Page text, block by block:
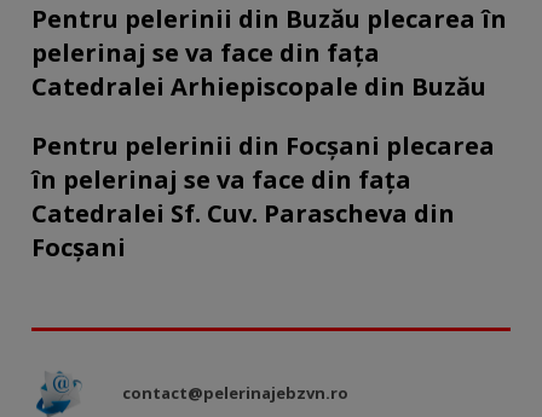
Pentru pelerinii din Buzău plecarea în
pelerinaj se va face din fața
Catedralei Arhiepiscopale din Buzău
Pentru pelerinii din Focșani plecarea
în pelerinaj se va face din fața
Catedralei Sf. Cuv. Parascheva din
Focșani
contact@pelerinajebzvn.ro